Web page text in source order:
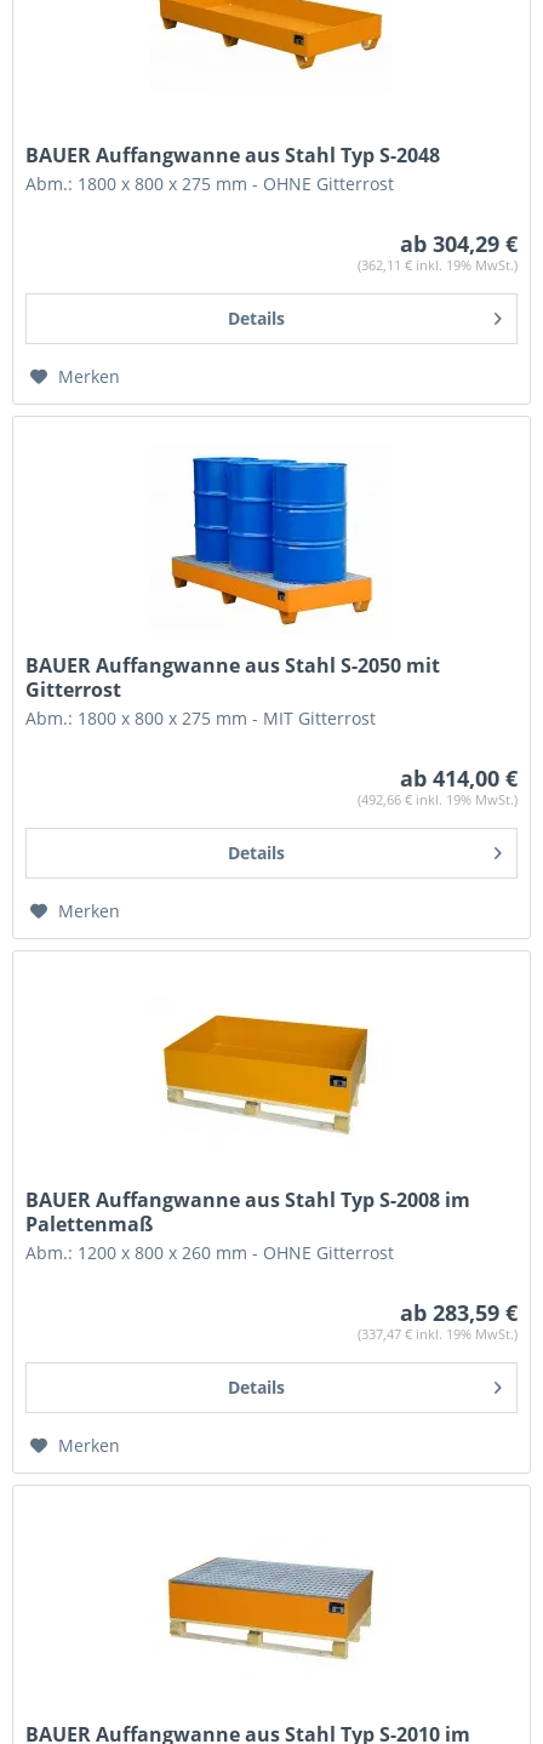
BAUER Auffangwanne aus Stahl Typ S-2048
Abm.: 1800 x 800 x 275 mm - OHNE Gitterrost
ab 304,29 €
(362,11 € inkl. 19% MwSt.)
Details
Merken
BAUER Auffangwanne aus Stahl S-2050 mit
Gitterrost
Abm.: 1800 x 800 x 275 mm - MIT Gitterrost
ab 414,00 €
(492,66 € inkl. 19% MwSt.)
Details
Merken
BAUER Auffangwanne aus Stahl Typ S-2008 im
Palettenmaß
Abm.: 1200 x 800 x 260 mm - OHNE Gitterrost
ab 283,59 €
(337,47 € inkl. 19% MwSt.)
Details
Merken
BAUER Auffangwanne aus Stahl Typ S-2010 im